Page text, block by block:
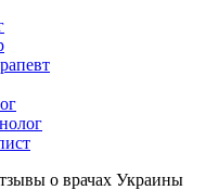
о врачах Украины